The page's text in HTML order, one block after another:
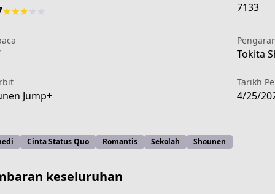
★★★ 7133
Tokita
Jump+
Tarikh
4/25/
Cinta Status Quo Romantis Sekolah Shounen
keseluruhan